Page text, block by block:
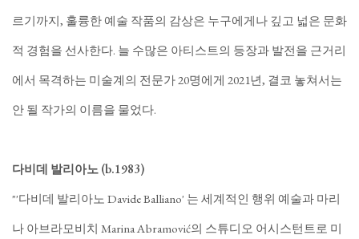
르기까지, 훌륭한 예술 작품의 감상은 누구에게나 깊고 넓은 문화
적 경험을 선사한다. 늘 수많은 아티스트의 등장과 발전을 근거리
에서 목격하는 미술계의 전문가 20명에게 2021년, 결코 놓쳐서는
안 될 작가의 이름을 물었다.
다비데 발리아노 (b.1983)
"'다비데 발리아노 Davide Balliano' 는 세계적인 행위 예술과 마리
나 아브라모비치 Marina Abramović의 스튜디오 어시스턴트로 미